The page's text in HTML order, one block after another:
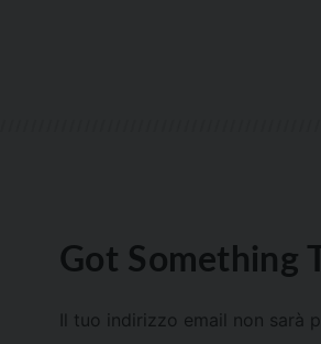
Got Something
Il tuo indirizzo email non sarà